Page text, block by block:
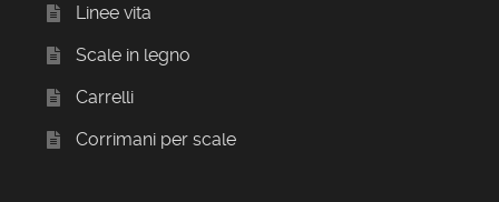
Linee vita
Scale in legno
Carrelli
Corrimani per scale